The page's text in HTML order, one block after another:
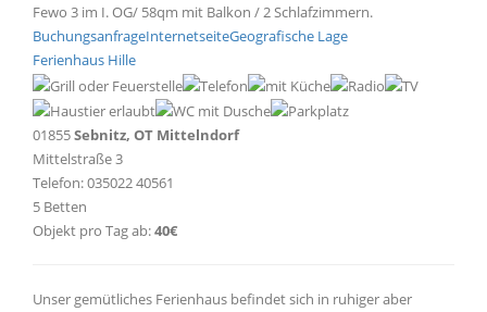
Fewo 3 im I. OG/ 58qm mit Balkon / 2 Schlafzimmern.
BuchungsanfrageInternetseiteGeografische Lage
Ferienhaus Hille
01855Sebnitz, OT Mittelndorf
Mittelstraße 3
Telefon: 035022 40561
5 Betten
Objekt pro Tag ab:40€
Unser gemütliches Ferienhaus befindet sich in ruhiger aber